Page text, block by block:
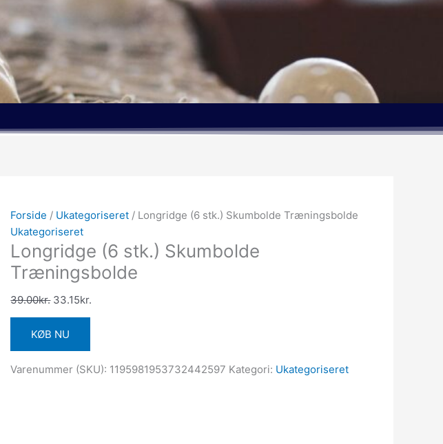
Forside / Ukategoriseret / Longridge (6 stk.) Skumbolde Træningsbolde
Ukategoriseret
Longridge (6 stk.) Skumbolde
Træningsbolde
39.00kr.
pris
var:
39.00kr..
33.15kr.
pris
33.15kr..
KØB NU
Varenummer (SKU): 1195981953732442597 Kategori: Ukategoriseret